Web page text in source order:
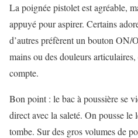
La poignée pistolet est agréable,
appuyé pour aspirer. Certains
d’autres préfèrent un bouton ON/
mains ou des douleurs
compte.
Bon point : le bac à poussière se
direct avec la saleté. On pousse le
tombe. Sur des gros volumes de